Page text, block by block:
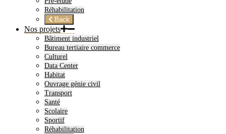
Réhabilitation
Back
Nos projets
Bâtiment industriel
Bureau tertiaire commerce
Culturel
Data Center
Habitat
Ouvrage génie civil
Transport
Santé
Scolaire
Sportif
Réhabilitation